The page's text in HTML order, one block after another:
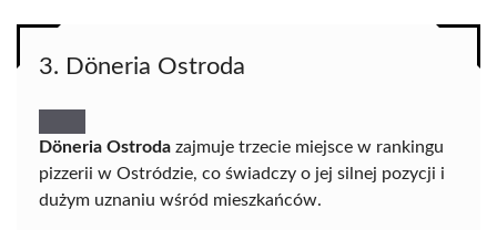
3. Döneria Ostroda
Döneria Ostroda zajmuje trzecie miejsce w rankingu
pizzerii w Ostródzie, co świadczy o jej silnej pozycji i
dużym uznaniu wśród mieszkańców.